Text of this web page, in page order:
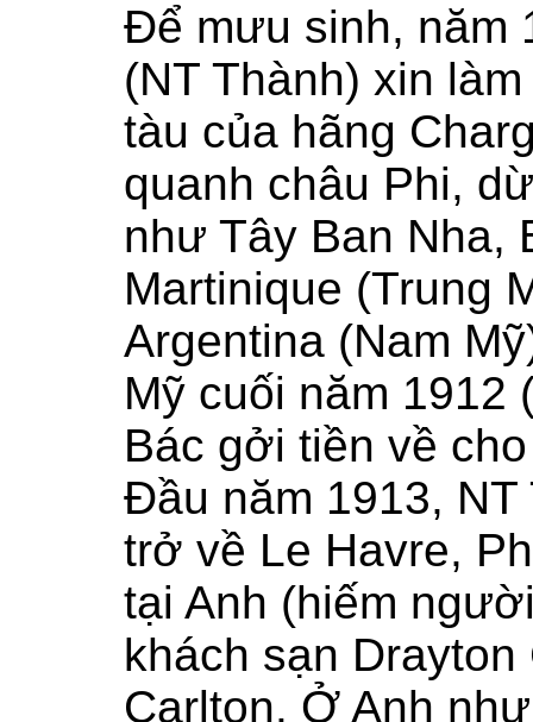
Để mưu sinh, năm
(NT Thành) xin
tàu của hãng
quanh châu Phi,
như Tây Ban
Martinique (Trung
Argentina (Nam
Mỹ cuối năm 1912
Bác gởi tiền về
Đầu năm 1913,
trở về Le Havre,
tại Anh (hiếm
khách sạn
Carlton. Ở Anh